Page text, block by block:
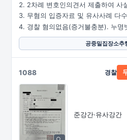
2차례 변호인의견서 제출하여 사
무혐의 입증자료 및 유사사례 다
경찰 혐의없음(증거불충분). 누명
공중밀집장소추
1088
준강간·유사강간
경찰